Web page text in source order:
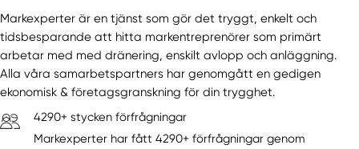
Markexperter är en tjänst som gör det tryggt, enkelt och
tidsbesparande att hitta markentreprenörer som primärt
arbetar med med dränering, enskilt avlopp och anläggning.
Alla våra samarbetspartners har genomgått en gedigen
ekonomisk & företagsgranskning för din trygghet.
4290+ stycken förfrågningar
Markexperter har fått 4290+ förfrågningar genom